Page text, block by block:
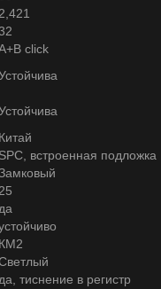
2,421
click
Китай
SPC, встроенная подложка
25
да
КМ2
да, тиснение в регистр